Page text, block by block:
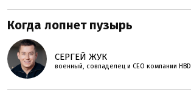
Когда лопнет пузырь
СЕРГЕЙ ЖУК
военный, совладелец и СЕО компании HBD